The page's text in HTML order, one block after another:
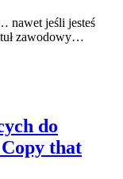
nawet jeśli jesteś
zawodowy…
do
that